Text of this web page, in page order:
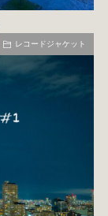
レコードジャケット